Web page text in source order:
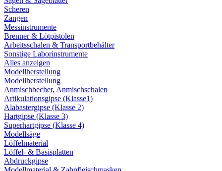
Scheren
Zangen
Messinstrumente
Brenner & Lötpistolen
Arbeitsschalen & Transportbehälter
Sonstige Laborinstrumente
Alles anzeigen
Modellherstellung
Modellherstellung
Anmischbecher, Anmischschalen
Artikulationsgipse (Klasse1)
Alabastergipse (Klasse 2)
Hartgipse (Klasse 3)
Superhartgipse (Klasse 4)
Modellsäge
Löffelmaterial
Löffel- & Basisplatten
Abdruckgipse